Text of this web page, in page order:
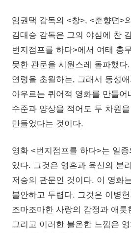
임권택 감독의 <창>, <춘향뎐>
김대승 감독은 그의 야심에 찬
번지점프를 하다>에서 여태 충
못한 관문을 시원스레 돌파했다
연령을 초월하는, 그래서 동성
아우르는 퀴어적 영화를 만들어
수준과 양상을 적어도 두 차원
만들었다는 것이다.
영화 <번지점프를 하다>는 일
있다. 그것은 영혼과 육신의 분
저승의 관문인 것이다. 이 영화
불안하고 두렵다. 그것은 이병
조마조마한 사랑의 감정과 애틋
그리고 이러한 불온한 느낌은